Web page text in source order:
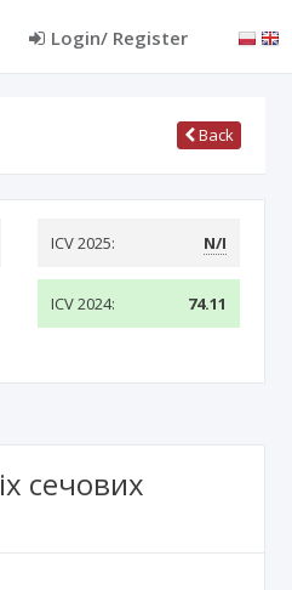
Login/ Register
Back
ICV 2025: N/I
ICV 2024: 74.11
сечових